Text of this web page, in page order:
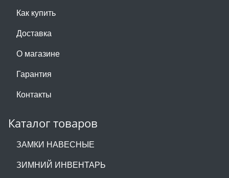
Как купить
Доставка
О магазине
Гарантия
Контакты
Каталог товаров
ЗАМКИ НАВЕСНЫЕ
ЗИМНИЙ ИНВЕНТАРЬ